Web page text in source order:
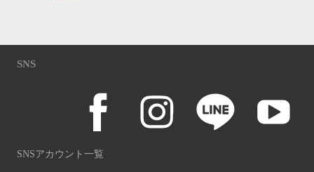
SNS
SNSアカウント一覧